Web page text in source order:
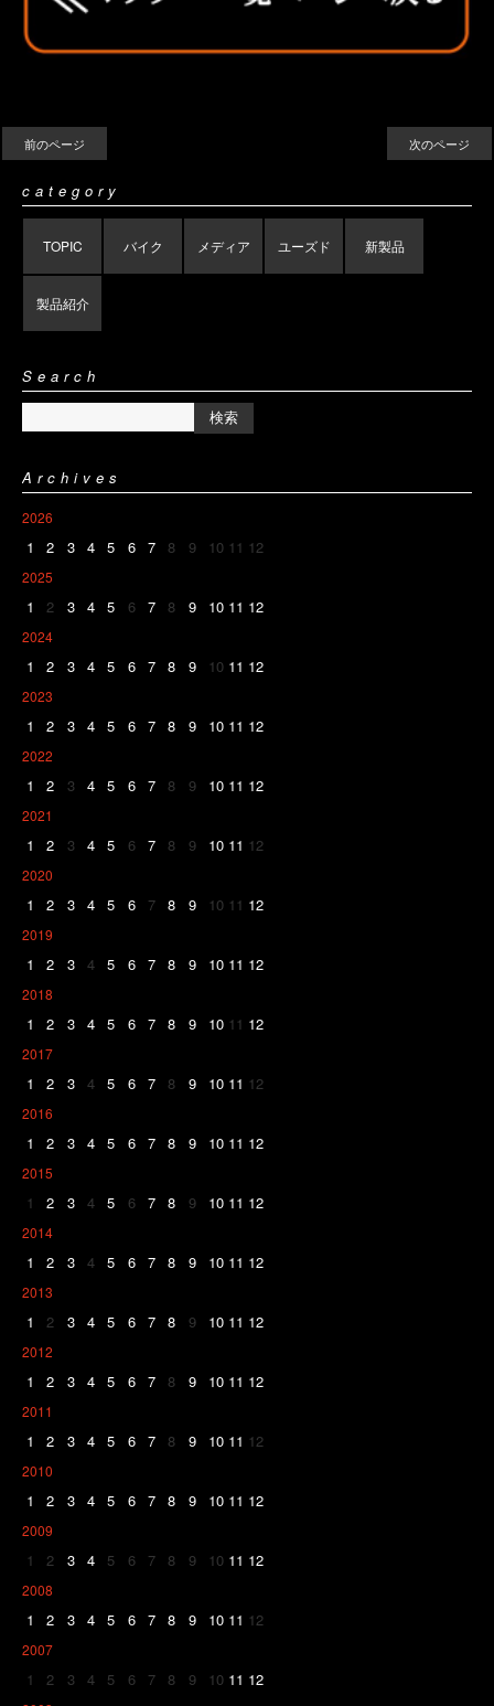
前のページ 次のページ
category
TOPIC バイク メディア ユーズド 新製品
製品紹介
Search
Archives
2026
1 2 3 4 5 6 7 8 9 10 11 12
2025
1 2 3 4 5 6 7 8 9 10 11 12
2024
1 2 3 4 5 6 7 8 9 10 11 12
2023
1 2 3 4 5 6 7 8 9 10 11 12
2022
1 2 3 4 5 6 7 8 9 10 11 12
2021
1 2 3 4 5 6 7 8 9 10 11 12
2020
1 2 3 4 5 6 7 8 9 10 11 12
2019
1 2 3 4 5 6 7 8 9 10 11 12
2018
1 2 3 4 5 6 7 8 9 10 11 12
2017
1 2 3 4 5 6 7 8 9 10 11 12
2016
1 2 3 4 5 6 7 8 9 10 11 12
2015
1 2 3 4 5 6 7 8 9 10 11 12
2014
1 2 3 4 5 6 7 8 9 10 11 12
2013
1 2 3 4 5 6 7 8 9 10 11 12
2012
1 2 3 4 5 6 7 8 9 10 11 12
2011
1 2 3 4 5 6 7 8 9 10 11 12
2010
1 2 3 4 5 6 7 8 9 10 11 12
2009
1 2 3 4 5 6 7 8 9 10 11 12
2008
1 2 3 4 5 6 7 8 9 10 11 12
2007
1 2 3 4 5 6 7 8 9 10 11 12